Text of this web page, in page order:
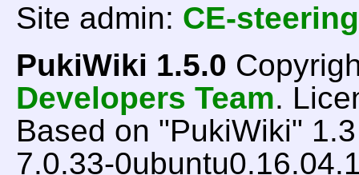
Site admin: CE-steering
PukiWiki 1.5.0
Developers Team.
Based on "PukiWiki"
7.0.33-